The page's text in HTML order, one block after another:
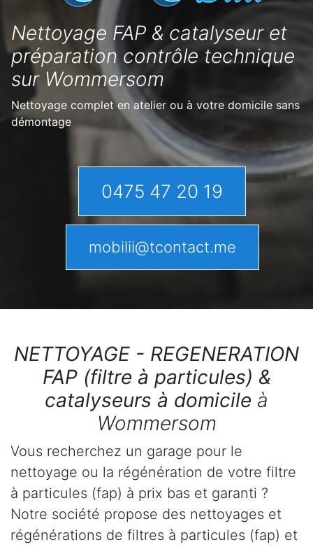
Nettoyage FAP & catalyseur et
préparation contrôle technique
sur Wommersom
Nettoyage complet en atelier ou à votre domicile sans
démontage
0475 47 20 19
mobilii@tcontact.me
NETTOYAGE - REGENERATION
FAP (filtre à particules) &
catalyseurs à domicile à
Wommersom
Vous recherchez un garage pour le
nettoyage ou la régénération de votre filtre
à particules (fap) à prix bas et garanti ?
Notre société propose des nettoyages et
régénérations de filtres à particules (fap) et